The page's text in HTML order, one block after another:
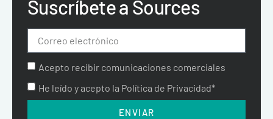
Suscríbete a Sources
Acepto recibir comunicaciones comerciales
He leído y acepto la Política de Privacidad*
ENVIAR